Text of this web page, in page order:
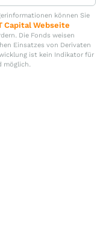
können Sie
Capital Webseite
Die Fonds weisen
Einsatzes von Derivaten
ist kein Indikator für
möglich.